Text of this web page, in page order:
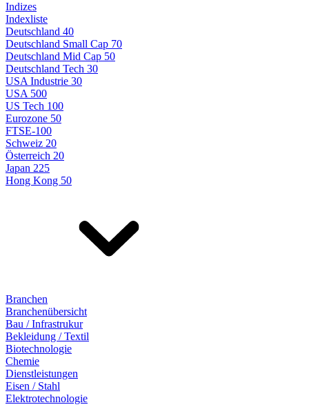
Indizes
Indexliste
Deutschland 40
Deutschland Small Cap 70
Deutschland Mid Cap 50
Deutschland Tech 30
USA Industrie 30
USA 500
US Tech 100
Eurozone 50
FTSE-100
Schweiz 20
Österreich 20
Japan 225
Hong Kong 50
Branchen
Branchenübersicht
Bau / Infrastrukur
Bekleidung / Textil
Biotechnologie
Chemie
Dienstleistungen
Eisen / Stahl
Elektrotechnologie